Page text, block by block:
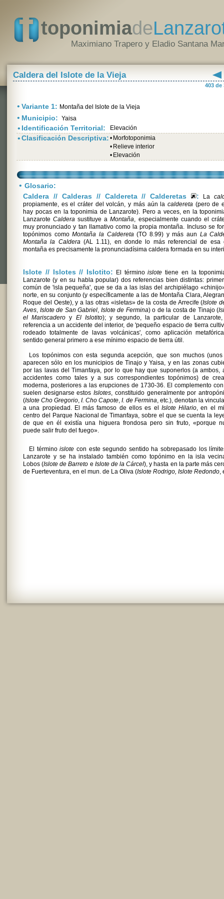
toponimiade
Maximiano Trapero y Eladio Santana
Caldera del Islote de la Vieja
403 de
• Variante 1: Montaña del Islote de la Vieja
• Municipio: Yaisa
• Identificación Territorial: Elevación
•Clasificación Descriptiva: • Morfotoponimia
• Relieve interior
• Elevación
• Glosario:
Caldera // Calderas // Caldereta // Calderetas
: La
propiamente, es el cráter del volcán, y más aún la caldereta(pero de
hay pocas en la toponimia de Lanzarote). Pero a veces, en la
LanzaroteCaldera sustituye aMontaña, especialmente cuando el
muy pronunciado y tan llamativo como la propia montaña. Incluso se
topónimos comoMontaña la Caldereta(TO 8.99) y más aun La
Montaña la Caldera(AL 1.11), en donde lo más referencial de esa
montaña es precisamente la pronunciadísima caldera formada en su
Islote // Islotes // Islotito: El términoislote tiene en la
Lanzarote (y en su habla popular) dos referencias bien distintas:
común de 'isla pequeña', que se da a las islas del archipiélago
norte, en su conjunto (y específicamente a las de Montaña Clara,
Roque del Oeste), y a las otras «isletas» de la costa de Arrecife (Islote
Aves, Islote de San Gabriel, Islote de Fermina) o de la costa de Tinajo (
el Mariscadero y El Islotito); y segundo, la particular de
referencia a un accidente del interior, de 'pequeño espacio de tierra
rodeado totalmente de lavas volcánicas', como aplicación
sentido general primero a ese mínimo espacio de tierra útil.
Los topónimos con esta segunda acepción, que son muchos
aparecen sólo en los municipios de Tinajo y Yaisa, y en las zonas
por las lavas del Timanfaya, por lo que hay que suponerlos (a ambos,
accidentes como tales y a sus correspondientes topónimos) de
moderna, posteriores a las erupciones de 1730-36. El complemento
suelen designarse estosIslotes, constituido generalmente por
(Islote Cho Gregorio, I. Cho Capote, I. de Fermina, etc.), denotan la
a una propiedad. El más famoso de ellos es el Islote Hilario, en el
centro del Parque Nacional de Timanfaya, sobre el que se cuenta la
de que en él existía una higuera frondosa pero sin fruto, «porque
puede salir fruto del fuego».
El términoislote con este segundo sentido ha sobrepasado los
Lanzarote y se ha instalado también como topónimo en la isla
Lobos (Islote de Barreto e Islote de la Cárcel), y hasta en la parte más
de Fuerteventura, en el mun. de La Oliva (Islote Rodrigo, Islote Redondo,